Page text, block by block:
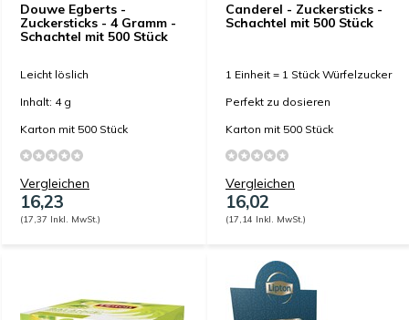
Douwe Egberts -
Zuckersticks - 4 Gramm -
Schachtel mit 500 Stück
Leicht löslich
Inhalt: 4 g
Karton mit 500 Stück
Vergleichen
16,23
(17,37 Inkl. MwSt.)
Canderel - Zuckersticks -
Schachtel mit 500 Stück
1 Einheit = 1 Stück Würfelzucker
Perfekt zu dosieren
Karton mit 500 Stück
Vergleichen
16,02
(17,14 Inkl. MwSt.)